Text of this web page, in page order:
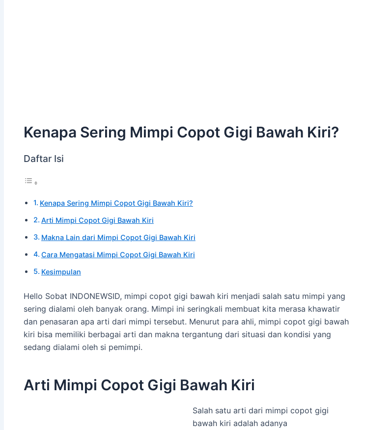
Kenapa Sering Mimpi Copot Gigi Bawah Kiri?
Daftar Isi
Kenapa Sering Mimpi Copot Gigi Bawah Kiri?
Arti Mimpi Copot Gigi Bawah Kiri
Makna Lain dari Mimpi Copot Gigi Bawah Kiri
Cara Mengatasi Mimpi Copot Gigi Bawah Kiri
Kesimpulan
Hello Sobat INDONEWSID, mimpi copot gigi bawah kiri menjadi salah satu mimpi yang
sering dialami oleh banyak orang. Mimpi ini seringkali membuat kita merasa khawatir
dan penasaran apa arti dari mimpi tersebut. Menurut para ahli, mimpi copot gigi bawah
kiri bisa memiliki berbagai arti dan makna tergantung dari situasi dan kondisi yang
sedang dialami oleh si pemimpi.
Arti Mimpi Copot Gigi Bawah Kiri
Salah satu arti dari mimpi copot gigi
bawah kiri adalah adanya